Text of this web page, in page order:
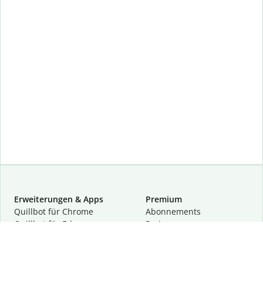
Erweiterungen & Apps
Quillbot für Chrome
Quillbot für Edge
Premium
Abon­ne­ments
Preise